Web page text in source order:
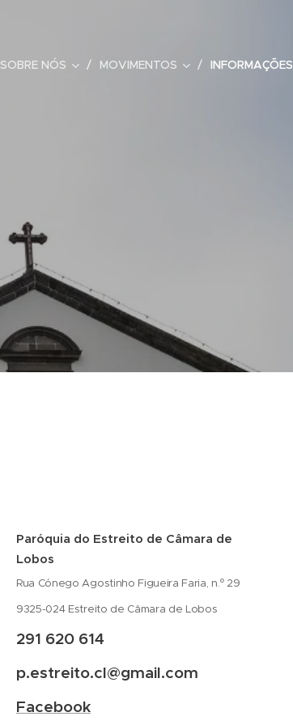
SOBRE NÓS MOVIMENTOS INFORMAÇÕES
Paróquia do Estreito de Câmara de
Lobos
Rua Cónego Agostinho Figueira Faria, n.º 29
9325-024 Estreito de Câmara de Lobos
291 620 614
p.estreito.cl@gmail.com
Facebook